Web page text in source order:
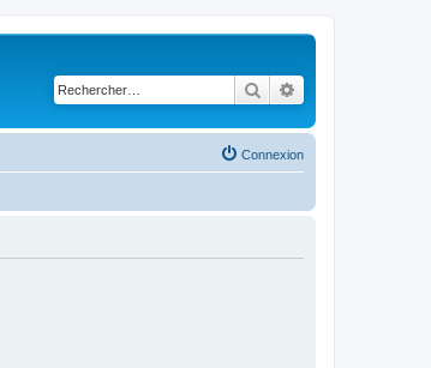
Rechercher
Connexion